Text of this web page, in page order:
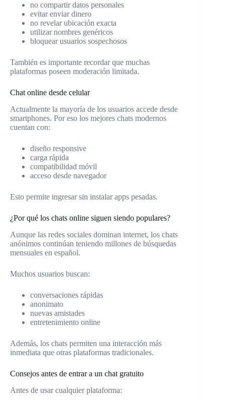
no compartir datos personales
evitar enviar dinero
no revelar ubicación exacta
utilizar nombres genéricos
bloquear usuarios sospechosos
También es importante recordar que muchas
plataformas poseen moderación limitada.
Chat online desde celular
Actualmente la mayoría de los usuarios accede desde
smartphones. Por eso los mejores chats modernos
cuentan con:
diseño responsive
carga rápida
compatibilidad móvil
acceso desde navegador
Esto permite ingresar sin instalar apps pesadas.
¿Por qué los chats online siguen siendo populares?
Aunque las redes sociales dominan internet, los chats
anónimos continúan teniendo millones de búsquedas
mensuales en español.
Muchos usuarios buscan:
conversaciones rápidas
anonimato
nuevas amistades
entretenimiento online
Además, los chats permiten una interacción más
inmediata que otras plataformas tradicionales.
Consejos antes de entrar a un chat gratuito
Antes de usar cualquier plataforma: